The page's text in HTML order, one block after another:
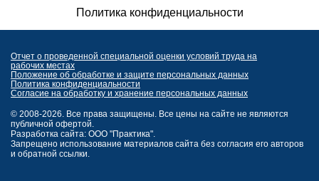
Политика конфиденциальности
Отчет о проведенной специальной оценки условий труда на
рабочих местах
Положение об обработке и защите персональных данных
Политика конфиденциальности
Согласие на обработку и хранение персональных данных
© 2008-2026. Все права защищены. Все цены на сайте не являются
публичной офертой.
Разработка сайта: ООО "Практика".
Запрещено использование материалов сайта без согласия его авторов
и обратной ссылки.